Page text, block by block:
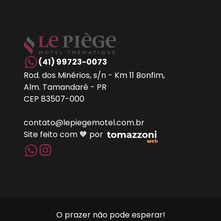
(41) 99723-0073
Rod. dos Minérios, s/n - Km 11 Bonfim,
Alm. Tamandaré - PR
CEP 83507-000
contato@lepiegemotel.com.br
Site feito com 🧡 por
O prazer não pode esperar!